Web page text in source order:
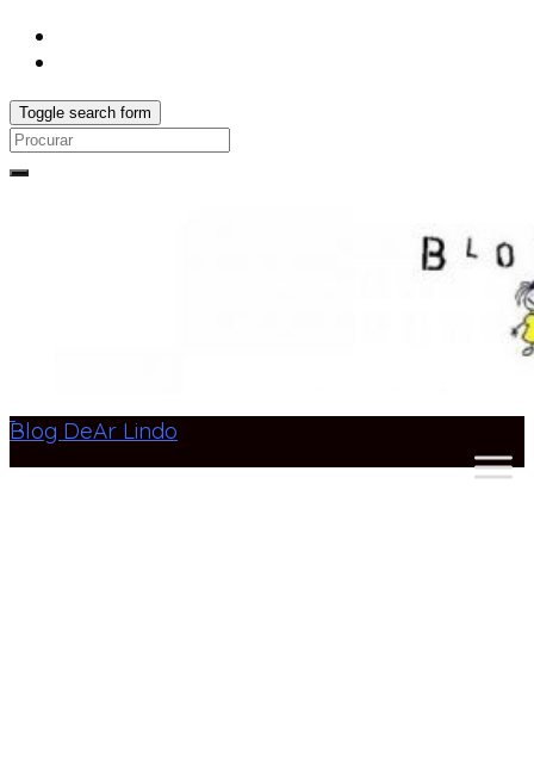
Toggle search form
Search
Blog DeAr Lindo